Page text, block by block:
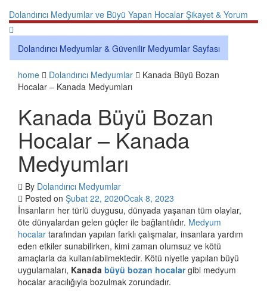
content
Dolandırıcı Medyumlar ve Büyü Yapan Hocalar Şikayet & Yorum
Dolandırıcı Medyumlar & Güvenilir Medyumlar Sayfası
home Dolandırıcı Medyumlar
Kanada Büyü Bozan
Hocalar – Kanada Medyumları
Kanada Büyü Bozan
Hocalar – Kanada
Medyumları
By Dolandırıcı Medyumlar
Posted on Şubat 22, 2020Ocak 8, 2023
İnsanların her türlü duygusu, dünyada yaşanan tüm olaylar,
öte dünyalardan gelen güçler ile bağlantılıdır. Medyum
hocalar tarafından yapılan farklı çalışmalar, insanlara yardım
eden etkiler sunabilirken, kimi zaman olumsuz ve kötü
amaçlarla da kullanılabilmektedir. Kötü niyetle yapılan büyü
uygulamaları, Kanada büyü bozan hocalargibi medyum
hocalar aracılığıyla bozulmak zorundadır.